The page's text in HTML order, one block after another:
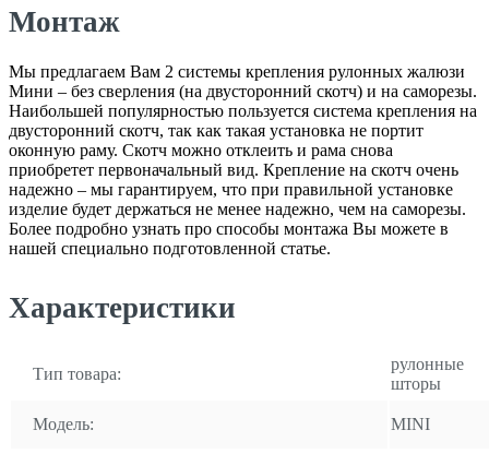
Монтаж
Мы предлагаем Вам 2 системы крепления рулонных жалюзи
Мини – без сверления (на двусторонний скотч) и на саморезы.
Наибольшей популярностью пользуется система крепления на
двусторонний скотч, так как такая установка не портит
оконную раму. Скотч можно отклеить и рама снова
приобретет первоначальный вид. Крепление на скотч очень
надежно – мы гарантируем, что при правильной установке
изделие будет держаться не менее надежно, чем на саморезы.
Более подробно узнать про способы монтажа Вы можете в
нашей специально подготовленной статье.
Характеристики
Тип товара:
рулонные
шторы
Модель: MINI